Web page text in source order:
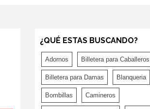
¿QUÉ ESTAS BUSCANDO?
Adornos Billetera para Caballeros
Billetera para Damas Blanqueria
Bombillas Camineros